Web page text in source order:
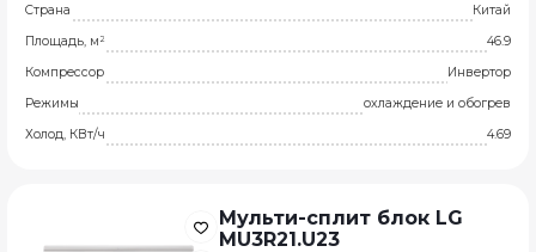
Страна
Китай
Площадь, м²
46.9
Компрессор
Инвертор
Режимы
охлаждение и обогрев
Холод, КВт/ч
4.69
Мульти-сплит блок LG
MU3R21.U23